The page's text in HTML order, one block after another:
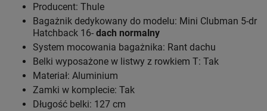
Producent: Thule
Bagażnik dedykowany do modelu: Mini Clubman 5-dr
Hatchback 16- dach normalny
System mocowania bagażnika: Rant dachu
Belki wyposażone w listwy z rowkiem T: Tak
Materiał: Aluminium
Zamki w komplecie: Tak
Długość belki: 127 cm